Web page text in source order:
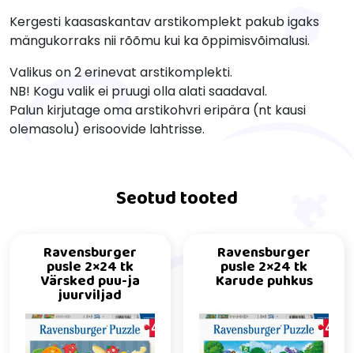
Kergesti kaasaskantav arstikomplekt pakub igaks
mängukorraks nii rõõmu kui ka õppimisvõimalusi.
Valikus on 2 erinevat arstikomplekti.
NB! Kogu valik ei pruugi olla alati saadaval.
Palun kirjutage oma arstikohvri eripära (nt kausi
olemasolu) erisoovide lahtrisse.
Seotud tooted
Ravensburger
pusle 2×24 tk
Värsked puu-ja
juurviljad
Ravensburger
pusle 2×24 tk
Karude puhkus